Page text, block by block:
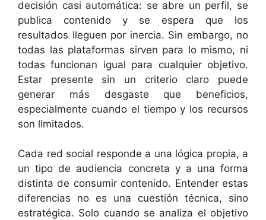
decisión casi automática: se abre un perfil, se
publica contenido y se espera que los
resultados lleguen por inercia. Sin embargo, no
todas las plataformas sirven para lo mismo, ni
todas funcionan igual para cualquier objetivo.
Estar presente sin un criterio claro puede
generar más desgaste que beneficios,
especialmente cuando el tiempo y los recursos
son limitados.
Cada red social responde a una lógica propia, a
un tipo de audiencia concreta y a una forma
distinta de consumir contenido. Entender estas
diferencias no es una cuestión técnica, sino
estratégica. Solo cuando se analiza el objetivo